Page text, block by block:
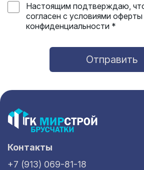
Настоящим подтверждаю,
согласен с условиями
конфиденциальности *
Отправить
Контакты
+7 (913) 069-81-18